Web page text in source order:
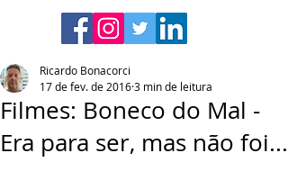
Filmes: Boneco do Mal -
Era para ser, mas não foi...
Ricardo Bonacorci
17 de fev. de 20163 min de leitura